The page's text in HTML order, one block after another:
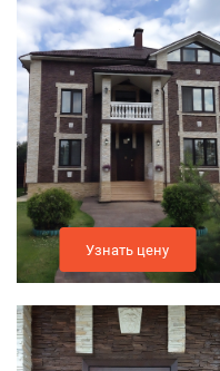
Узнать цену